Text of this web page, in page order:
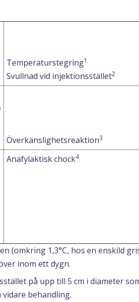
Temperaturstegring1
Svullnad vid injektionsstället2
Överkänslighetsreaktion3
Anafylaktisk chock4
(omkring 1,3°C, hos en enskild
inom ett dygn.
på upp till 5 cm i diameter
behandling.